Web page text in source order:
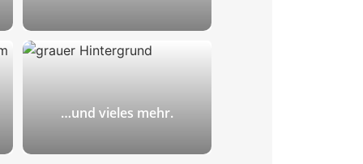
Sie machen Yoga gern in der
Konditionen!
…und vieles mehr.